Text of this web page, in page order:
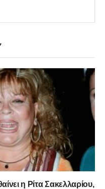
η Ρίτα Σακελλαρίου,